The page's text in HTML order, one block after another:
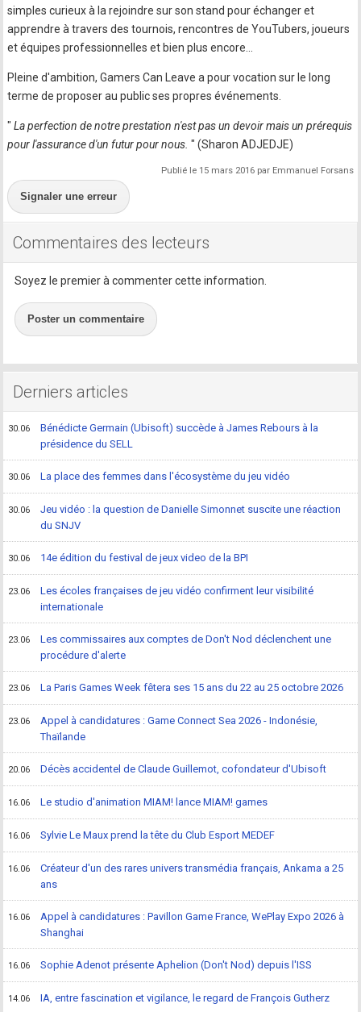
simples curieux à la rejoindre sur son stand pour échanger et
apprendre à travers des tournois, rencontres de YouTubers, joueurs
et équipes professionnelles et bien plus encore…
Pleine d'ambition, Gamers Can Leave a pour vocation sur le long
terme de proposer au public ses propres événements.
" La perfection de notre prestation n'est pas un devoir mais un prérequis
pour l'assurance d'un futur pour nous." (Sharon ADJEDJE)
Publié le 15 mars 2016 par Emmanuel Forsans
Signaler une erreur
Commentaires des lecteurs
Soyez le premier à commenter cette information.
Poster un commentaire
Derniers articles
30.06
Bénédicte Germain (Ubisoft) succède à James Rebours à la
présidence du SELL
30.06 La place des femmes dans l'écosystème du jeu vidéo
30.06
Jeu vidéo : la question de Danielle Simonnet suscite une réaction
du SNJV
30.06 14e édition du festival de jeux video de la BPI
23.06
Les écoles françaises de jeu vidéo confirment leur visibilité
internationale
23.06
Les commissaires aux comptes de Don't Nod déclenchent une
procédure d'alerte
23.06 La Paris Games Week fêtera ses 15 ans du 22 au 25 octobre 2026
23.06
Appel à candidatures : Game Connect Sea 2026 - Indonésie,
Thaïlande
20.06 Décès accidentel de Claude Guillemot, cofondateur d'Ubisoft
16.06 Le studio d'animation MIAM! lance MIAM! games
16.06 Sylvie Le Maux prend la tête du Club Esport MEDEF
16.06
Créateur d'un des rares univers transmédia français, Ankama a 25
ans
16.06
Appel à candidatures : Pavillon Game France, WePlay Expo 2026 à
Shanghai
16.06 Sophie Adenot présente Aphelion (Don't Nod) depuis l'ISS
14.06 IA, entre fascination et vigilance, le regard de François Gutherz